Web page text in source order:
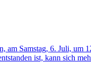
Samstag, 6. Juli,
ist, kann sich